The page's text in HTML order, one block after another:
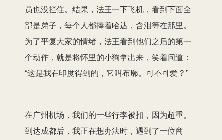
员也没拦住。结果，法王一下飞机，看到下面全
部是弟子，每个人都捧着哈达，含泪等在那里。
为了平复大家的情绪，法王看到他们之后的第一
个动作，就是将怀里的小狗拿出来，笑着问道：
“这是我在印度得到的，它叫布廓。可不可爱？”
在广州机场，我们的一些行李被扣，因为超重。
到达成都后，我正在想办法时，遇到了一位商